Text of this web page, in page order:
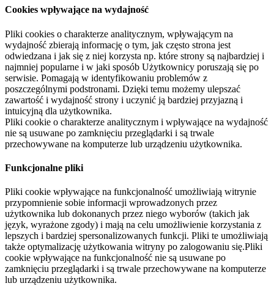
Cookies wpływające na wydajność
Pliki cookies o charakterze analitycznym, wpływającym na
wydajność zbierają informację o tym, jak często strona jest
odwiedzana i jak się z niej korzysta np. które strony są najbardziej i
najmniej popularne i w jaki sposób Użytkownicy poruszają się po
serwisie. Pomagają w identyfikowaniu problemów z
poszczególnymi podstronami. Dzięki temu możemy ulepszać
zawartość i wydajność strony i uczynić ją bardziej przyjazną i
intuicyjną dla użytkownika.
Pliki cookie o charakterze analitycznym i wpływające na wydajność
nie są usuwane po zamknięciu przeglądarki i są trwale
przechowywane na komputerze lub urządzeniu użytkownika.
Funkcjonalne pliki
Pliki cookie wpływające na funkcjonalność umożliwiają witrynie
przypomnienie sobie informacji wprowadzonych przez
użytkownika lub dokonanych przez niego wyborów (takich jak
język, wyrażone zgody) i mają na celu umożliwienie korzystania z
lepszych i bardziej spersonalizowanych funkcji. Pliki te umożliwiają
także optymalizację użytkowania witryny po zalogowaniu się.Pliki
cookie wpływające na funkcjonalność nie są usuwane po
zamknięciu przeglądarki i są trwale przechowywane na komputerze
lub urządzeniu użytkownika.